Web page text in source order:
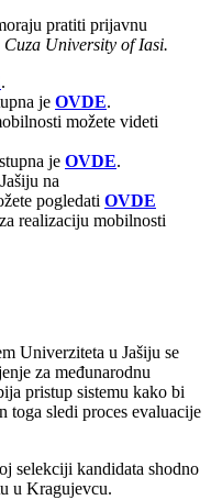
pratiti prijavnu
University of Iasi.
.
je OVDE.
možete videti
je OVDE.
na
pogledati OVDE
realizaciju mobilnosti
Univerziteta u Jašiju se
za međunarodnu
pristup sistemu kako bi
sledi proces evaluacije
selekciji kandidata shodno
u Kragujevcu.